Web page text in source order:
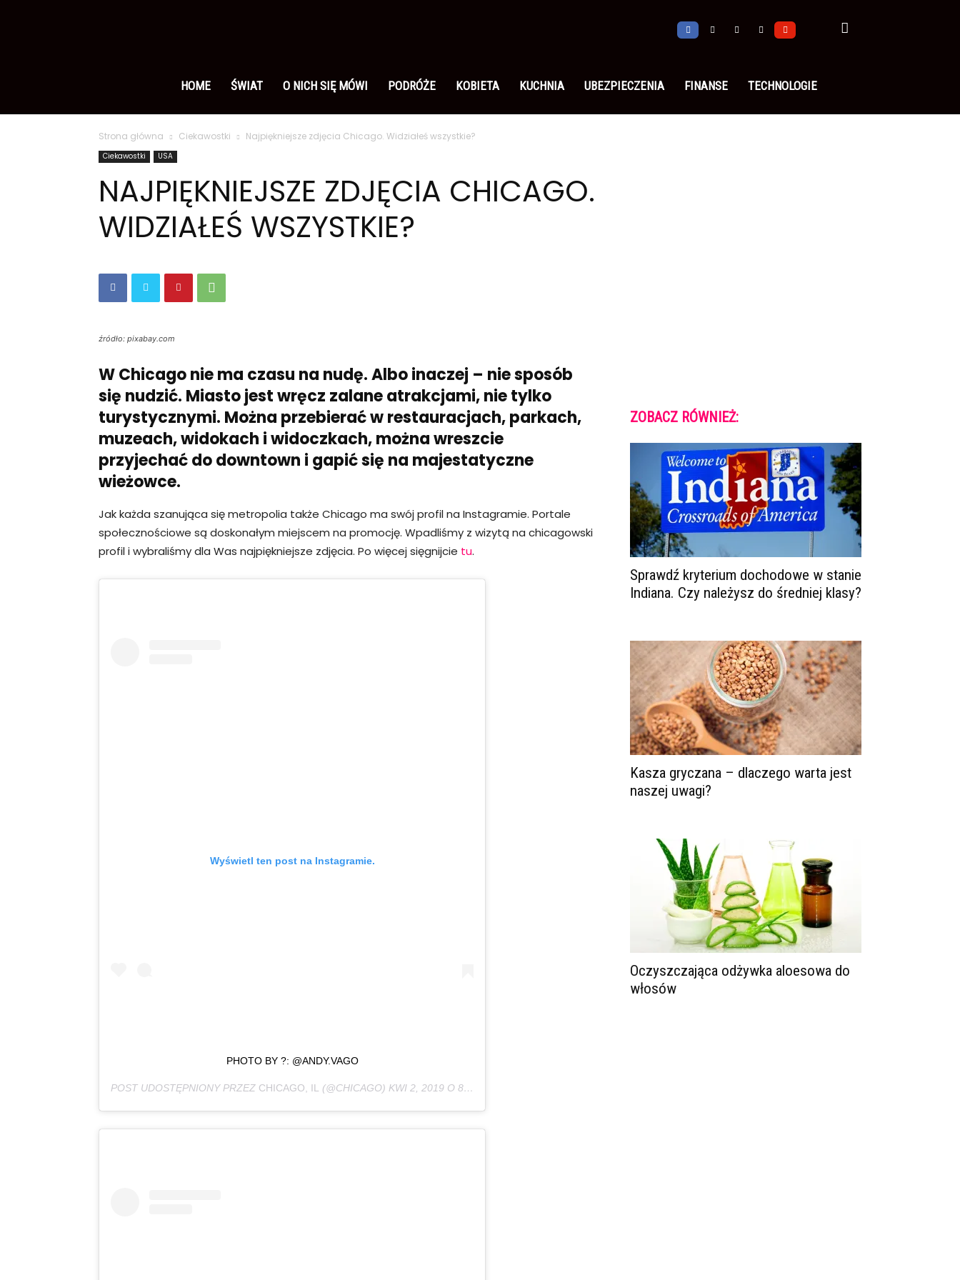
polsku
HOME ŚWIAT O NICH SIĘ MÓWI PODRÓŻE KOBIETA KUCHNIA UBEZPIECZENIA FINANSE TECHNOLOGIE
Strona główna Ciekawostki Najpiękniejsze zdjęcia Chicago. Widziałeś wszystkie?
Ciekawostki USA
NAJPIĘKNIEJSZE ZDJĘCIA CHICAGO.
WIDZIAŁEŚ WSZYSTKIE?
źródło: pixabay.com
W Chicago nie ma czasu na nudę. Albo inaczej – nie sposób
się nudzić. Miasto jest wręcz zalane atrakcjami, nie tylko
turystycznymi. Można przebierać w restauracjach, parkach,
muzeach, widokach i widoczkach, można wreszcie
przyjechać do downtown i gapić się na majestatyczne
wieżowce.
Jak każda szanująca się metropolia także Chicago ma swój profil na Instagramie. Portale
społecznościowe są doskonałym miejscem na promocję. Wpadliśmy z wizytą na chicagowski
profil i wybraliśmy dla Was najpiękniejsze zdjęcia. Po więcej sięgnijcie tu.
Wyświetl ten post na Instagramie.
PHOTO BY ?: @ANDY.VAGO
POST UDOSTĘPNIONY PRZEZ CHICAGO, IL (@CHICAGO) KWI 2, 2019 O 8:24 PDT
ZOBACZ RÓWNIEŻ:
Sprawdź kryterium dochodowe w stanie
Indiana. Czy należysz do średniej klasy?
Kasza gryczana – dlaczego warta jest
naszej uwagi?
Oczyszczająca odżywka aloesowa do
włosów